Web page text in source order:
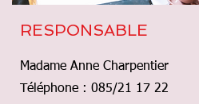
RESPONSABLE
Madame Anne Charpentier
Téléphone : 085/21 17 22